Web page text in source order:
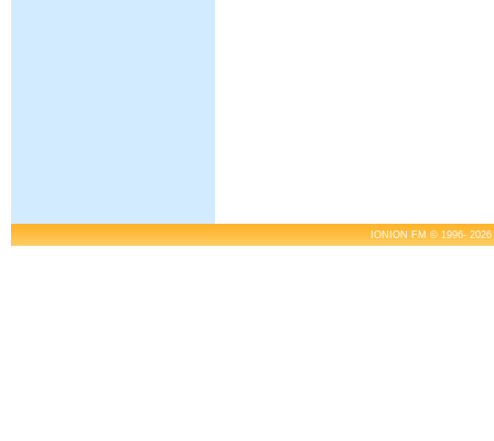
IONION FM © 1996-